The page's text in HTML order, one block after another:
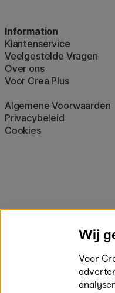
Information
Klantenservice
Veelgestelde Vragen
Over ons
Voor Crea Plus
Algemene Voorwaarden
Privacybeleid
Cookies
Wij
Voor